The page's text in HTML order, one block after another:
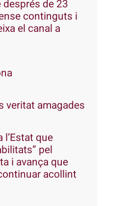
de 23
continguts i
el canal a
veritat amagades
que
pel
i avança que
acollint